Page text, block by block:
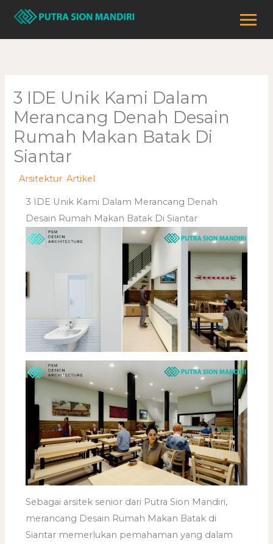
Lewati
konten
3 IDE Unik Kami Dalam
Merancang Denah Desain
Rumah Makan Batak Di
Siantar
/Arsitektur ,Artikel
3 IDE Unik Kami Dalam Merancang Denah
Desain Rumah Makan Batak Di Siantar
Sebagai arsitek senior dari Putra Sion Mandiri,
merancang Desain Rumah Makan Batak di
Siantar memerlukan pemahaman yang dalam